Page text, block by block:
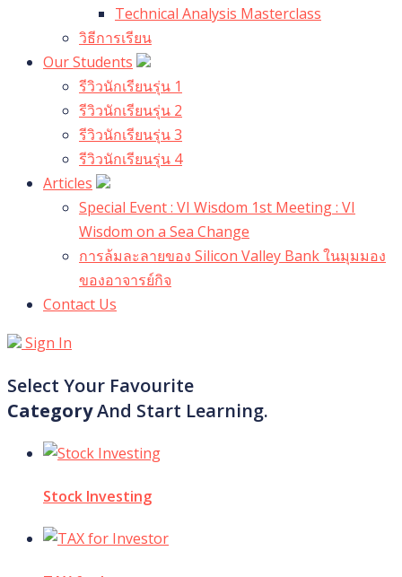
Technical Analysis Masterclass
วิธีการเรียน
Our Students
รีวิวนักเรียนรุ่น 1
รีวิวนักเรียนรุ่น 2
รีวิวนักเรียนรุ่น 3
รีวิวนักเรียนรุ่น 4
Articles
Special Event : VI Wisdom 1st Meeting : VI
Wisdom on a Sea Change
การล้มละลายของ Silicon Valley Bank ในมุมมอง
ของอาจารย์กิจ
Contact Us
Sign In
Select Your Favourite
CategoryAnd Start Learning.
Stock Investing